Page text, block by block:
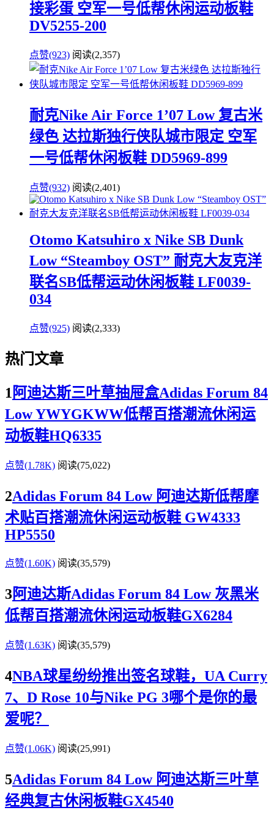
接彩蛋 空军一号低帮休闲运动板鞋
DV5255-200
点赞(923) 阅读(2,357)
耐克Nike Air Force 1’07 Low 复古米
绿色 达拉斯独行侠队城市限定 空军
一号低帮休闲板鞋 DD5969-899
点赞(932) 阅读(2,401)
Otomo Katsuhiro x Nike SB Dunk
Low “Steamboy OST” 耐克大友克洋
联名SB低帮运动休闲板鞋 LF0039-
034
点赞(925) 阅读(2,333)
热门文章
1 阿迪达斯三叶草抽屉盒Adidas Forum 84
Low YWYGKWW低帮百搭潮流休闲运
动板鞋HQ6335
点赞(1.78K) 阅读(75,022)
2Adidas Forum 84 Low 阿迪达斯低帮摩
术贴百搭潮流休闲运动板鞋 GW4333
HP5550
点赞(1.60K) 阅读(35,579)
3阿迪达斯Adidas Forum 84 Low 灰黑米
低帮百搭潮流休闲运动板鞋GX6284
点赞(1.63K) 阅读(35,579)
4NBA球星纷纷推出签名球鞋，UA Curry
7、D Rose 10与Nike PG 3哪个是你的最
爱呢？
点赞(1.06K) 阅读(25,991)
5Adidas Forum 84 Low 阿迪达斯三叶草
经典复古休闲板鞋GX4540